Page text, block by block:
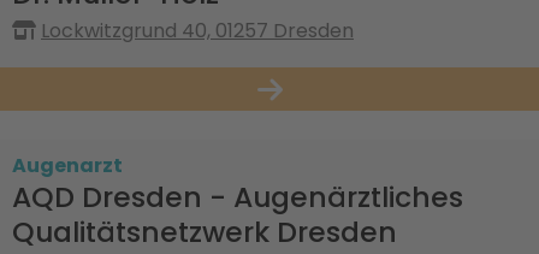
Lockwitzgrund 40, 01257 Dresden
Augenarzt
AQD Dresden - Augenärztliches
Qualitätsnetzwerk Dresden